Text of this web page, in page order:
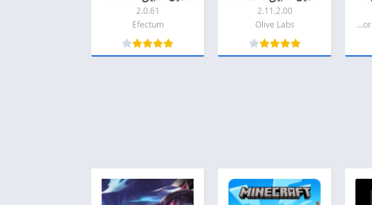
QuVideo Inc. Video Editor & Video Maker App
2.11.2.00
Olive Labs
2.0.61
Efectum